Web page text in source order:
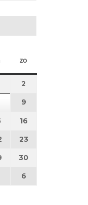
zaterdag
zo
augustus 2026
2
2026
8 augustus 2026
9
2026
15 augustus 2026
16
2026
22 augustus 2026
23
2026
29 augustus 2026
30
2026
5 september 2026
6